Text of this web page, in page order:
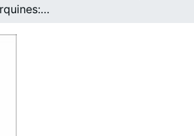
Les Gloses mallorquines: estructura i funcions